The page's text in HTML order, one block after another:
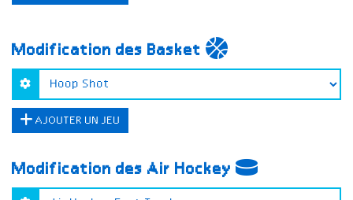
Modification des Basket
AJOUTER UN JEU
Modification des Air Hockey